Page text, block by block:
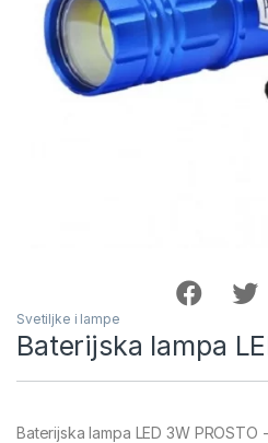
Svetiljke i lampe
Baterijska lampa
Baterijska lampa LED 3W